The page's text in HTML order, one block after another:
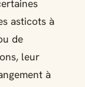
asticots à
de
leur
à